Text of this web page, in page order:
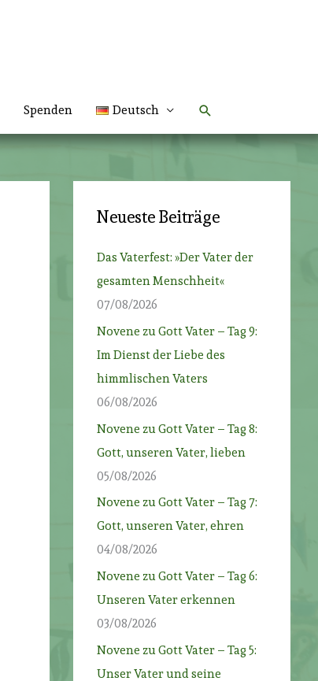
Spenden Deutsch Suchen
Neueste Beiträge
Das Vaterfest: »Der Vater der
gesamten Menschheit«
07/08/2026
Novene zu Gott Vater – Tag 9:
Im Dienst der Liebe des
himmlischen Vaters
06/08/2026
Novene zu Gott Vater – Tag 8:
Gott, unseren Vater, lieben
05/08/2026
Novene zu Gott Vater – Tag 7:
Gott, unseren Vater, ehren
04/08/2026
Novene zu Gott Vater – Tag 6:
Unseren Vater erkennen
03/08/2026
Novene zu Gott Vater – Tag 5:
Unser Vater und seine